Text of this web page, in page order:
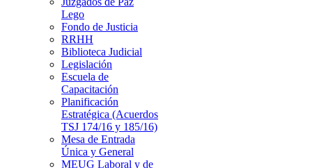
Lego
Fondo de Justicia
RRHH
Biblioteca Judicial
Legislación
Escuela de
Capacitación
Planificación
Estratégica (Acuerdos
TSJ 174/16 y 185/16)
Mesa de Entrada
Única y General
MEUG Laboral y de